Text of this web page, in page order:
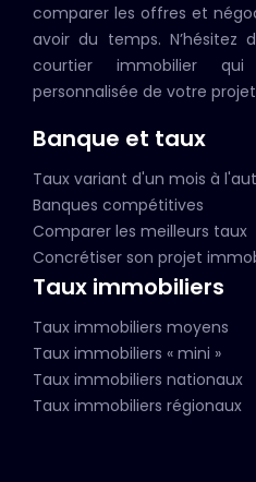
comparer les offres et
avoir du temps.
courtier immobilier
personnalisée de votre
Banque et taux
Taux variant d'un mois à
Banques compétitives
Comparer les meilleurs taux
Concrétiser son projet
Taux immobiliers
Taux immobiliers moyens
Taux immobiliers « mini »
Taux immobiliers nationaux
Taux immobiliers régionaux